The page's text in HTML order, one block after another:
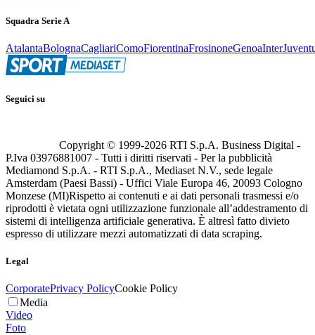
Squadra Serie A
AtalantaBolognaCagliariComoFiorentinaFrosinoneGenoaInter
Seguici su
Copyright © 1999-2026 RTI S.p.A. Business Digital -
P.Iva 03976881007 - Tutti i diritti riservati - Per la pubblicità
Mediamond S.p.A. - RTI S.p.A., Mediaset N.V., sede legale
Amsterdam (Paesi Bassi) - Uffici Viale Europa 46, 20093 Cologno
Monzese (MI)Rispetto ai contenuti e ai dati personali trasmessi e/o
riprodotti è vietata ogni utilizzazione funzionale all’addestramento di
sistemi di intelligenza artificiale generativa. È altresì fatto divieto
espresso di utilizzare mezzi automatizzati di data scraping.
Legal
CorporatePrivacy PolicyCookie Policy
Media
Video
Foto